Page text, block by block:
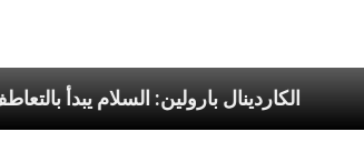
الكاردينال بارولين: الرسوليّة